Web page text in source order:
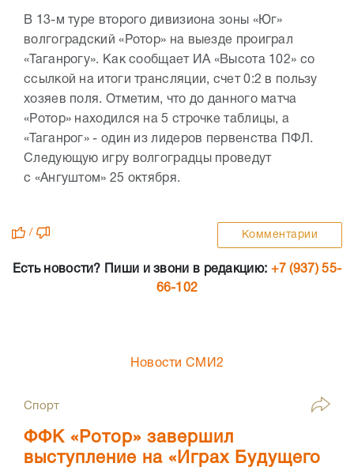
В 13-м туре второго дивизиона зоны «Юг»
волгоградский «Ротор» на выезде проиграл
«Таганрогу». Как сообщает ИА «Высота 102» со
ссылкой на итоги трансляции, счет 0:2 в пользу
хозяев поля. Отметим, что до данного матча
«Ротор» находился на 5 строчке таблицы, а
«Таганрог» - один из лидеров первенства ПФЛ.
Следующую игру волгоградцы проведут
с «Ангуштом» 25 октября.
/ Комментарии
Есть новости? Пиши и звони в редакцию: +7 (937) 55-
66-102
Новости СМИ2
Спорт
ФФК «Ротор» завершил
выступление на «Играх Будущего